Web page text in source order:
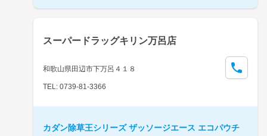
スーパードラッグキリン万呂店
和歌山県田辺市下万呂４１８
TEL: 0739-81-3366
カダン除草王シリーズ ザッソージエース エコパウチ